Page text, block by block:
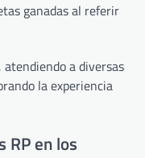
ganadas al referir
a diversas
la experiencia
RP en los